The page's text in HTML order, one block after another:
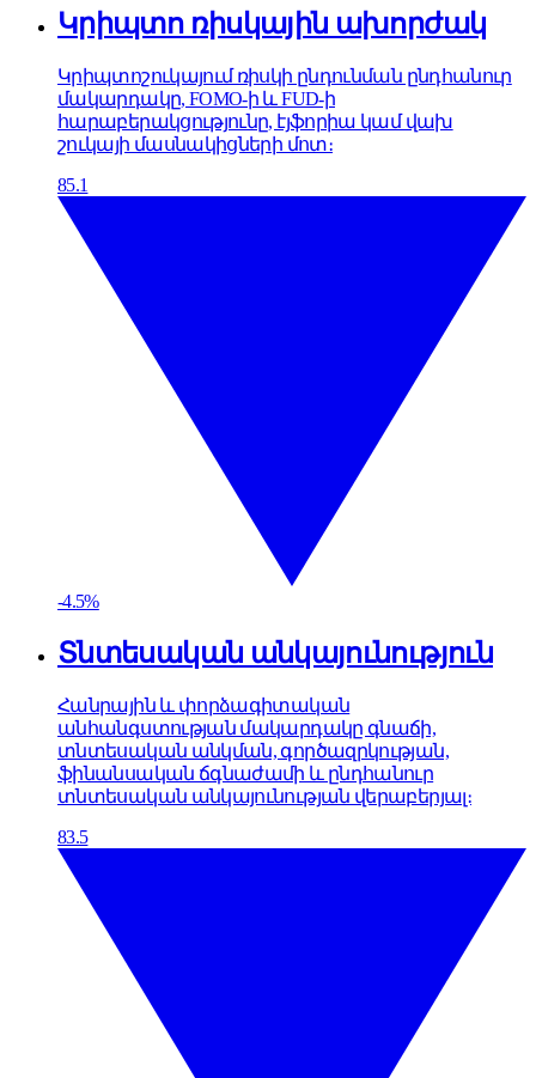
Կրիպտո ռիսկային ախորժակ
Կրիպտոշուկայում ռիսկի ընդունման ընդհանուր
մակարդակը, FOMO-ի և FUD-ի
հարաբերակցությունը, էյֆորիա կամ վախ
շուկայի մասնակիցների մոտ։
85.1
-4.5%
Տնտեսական անկայունություն
Հանրային և փորձագիտական
անհանգստության մակարդակը գնաճի,
տնտեսական անկման, գործազրկության,
ֆինանսական ճգնաժամի և ընդհանուր
տնտեսական անկայունության վերաբերյալ։
83.5